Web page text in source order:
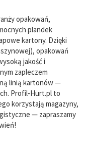
opakowań,
plandek
kartony. Dzięki
opakowań
jakość i
zapleczem
linią kartonów —
Profil‑Hurt.pl to
korzystają magazyny,
— zapraszamy